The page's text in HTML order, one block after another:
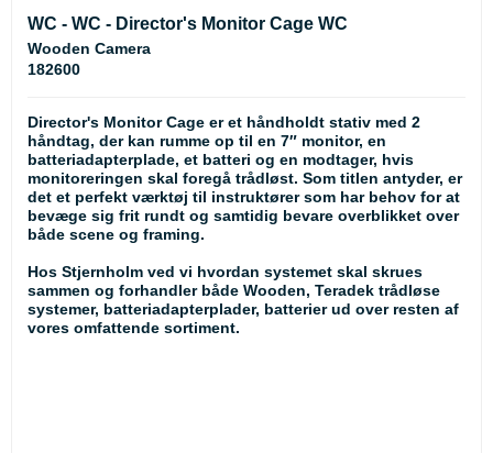
WC - WC - Director's Monitor Cage WC
Wooden Camera
182600
Director's Monitor Cage er et håndholdt stativ med 2
håndtag, der kan rumme op til en 7″ monitor, en
batteriadapterplade, et batteri og en modtager, hvis
monitoreringen skal foregå trådløst. Som titlen antyder, er
det et perfekt værktøj til instruktører som har behov for at
bevæge sig frit rundt og samtidig bevare overblikket over
både scene og framing.
Hos Stjernholm ved vi hvordan systemet skal skrues
sammen og forhandler både Wooden, Teradek trådløse
systemer, batteriadapterplader, batterier ud over resten af
vores omfattende sortiment.